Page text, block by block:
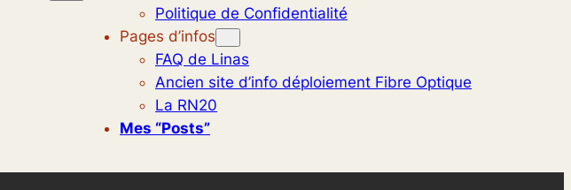
Politique de Confidentialité
Pages d’infos
FAQ de Linas
Ancien site d’info déploiement Fibre Optique
La RN20
Mes “posts”